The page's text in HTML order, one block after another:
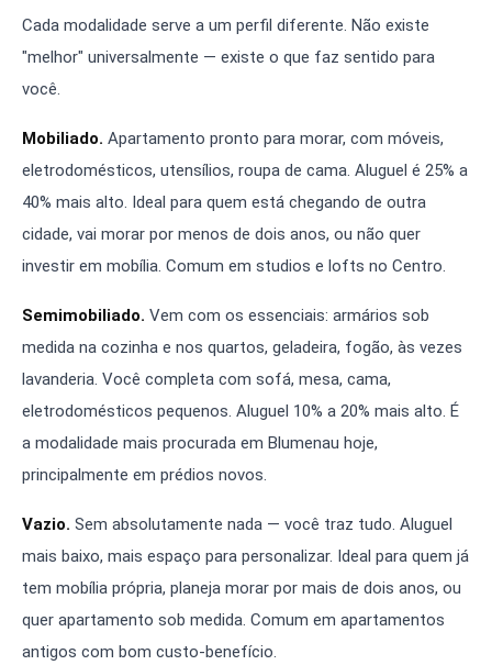
Cada modalidade serve a um perfil diferente. Não existe
"melhor" universalmente — existe o que faz sentido para
você.
Mobiliado. Apartamento pronto para morar, com móveis,
eletrodomésticos, utensílios, roupa de cama. Aluguel é 25% a
40% mais alto. Ideal para quem está chegando de outra
cidade, vai morar por menos de dois anos, ou não quer
investir em mobília. Comum em studios e lofts no Centro.
Semimobiliado. Vem com os essenciais: armários sob
medida na cozinha e nos quartos, geladeira, fogão, às vezes
lavanderia. Você completa com sofá, mesa, cama,
eletrodomésticos pequenos. Aluguel 10% a 20% mais alto. É
a modalidade mais procurada em Blumenau hoje,
principalmente em prédios novos.
Vazio. Sem absolutamente nada — você traz tudo. Aluguel
mais baixo, mais espaço para personalizar. Ideal para quem já
tem mobília própria, planeja morar por mais de dois anos, ou
quer apartamento sob medida. Comum em apartamentos
antigos com bom custo-benefício.